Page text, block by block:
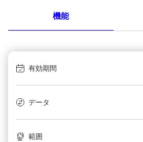
機能
有効期間
データ
範囲